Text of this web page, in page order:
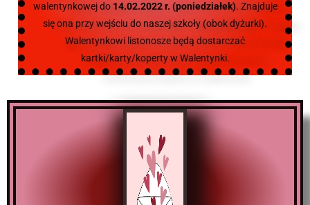
walentynkowej do 14.02.2022 r. (poniedziałek). Znajduje
się ona przy wejściu do naszej szkoły (obok dyżurki).
Walentynkowi listonosze będą dostarczać
kartki/karty/kopertyw Walentynki.